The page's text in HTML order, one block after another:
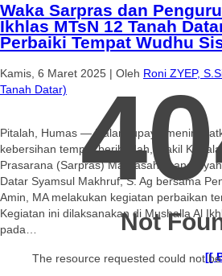
Waka Sarpras dan
Ikhlas MTsN 12 Tanah
Perbaiki Tempat Wudhu
Kamis, 6 Maret 2025 | Oleh Roni ZYEP,
Tanah Datar)
Pitalah, Humas — Dalam upaya
kebersihan tempat beribadah, Wakil
Prasarana (Sarpras) Madrasah
Datar Syamsul Makhruf, S. Ag bersama
Amin, MA melakukan kegiatan perbaikan
Kegiatan ini dilaksanakan di Mushalla Al
pada…
[[
Not
The resource requested could not